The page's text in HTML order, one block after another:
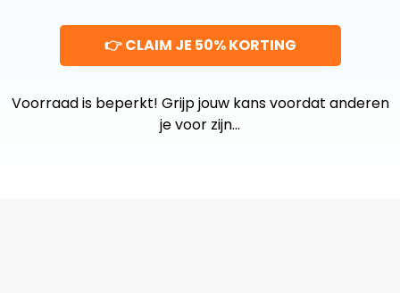
👉 CLAIM JE 50% KORTING
Voorraad is beperkt! Grijp jouw kans voordat anderen
je voor zijn…